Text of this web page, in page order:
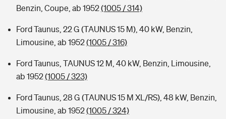
Benzin, Coupe, ab 1952(1005 / 314)
Ford Taunus, 22 G (TAUNUS 15 M), 40 kW, Benzin,
Limousine, ab 1952(1005 / 316)
Ford Taunus, TAUNUS 12 M, 40 kW, Benzin, Limousine,
ab 1952(1005 / 323)
Ford Taunus, 28 G (TAUNUS 15 M XL/RS), 48 kW, Benzin,
Limousine, ab 1952(1005 / 324)